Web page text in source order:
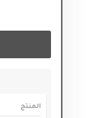
المنتج